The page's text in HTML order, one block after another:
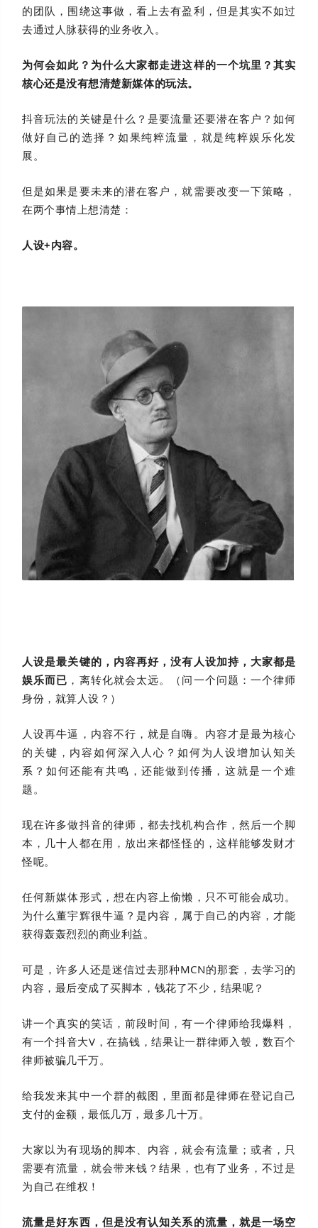
的团队，围绕这事做，看上去有盈利，但是其实不如过
去通过人脉获得的业务收入。
为何会如此？为什么大家都走进这样的一个坑里？其实
核心还是没有想清楚新媒体的玩法。
抖音玩法的关键是什么？是要流量还要潜在客户？如何
做好自己的选择？如果纯粹流量，就是纯粹娱乐化发
展。
但是如果是要未来的潜在客户，就需要改变一下策略，
在两个事情上想清楚：
人设+内容。
人设是最关键的，内容再好，没有人设加持，大家都是
娱乐而已 ，离转化就会太远。（问一个问题：一个律师
身份，就算人设？）
人设再牛逼，内容不行，就是自嗨。内容才是最为核心
的关键，内容如何深入人心？如何为人设增加认知关
系？如何还能有共鸣，还能做到传播，这就是一个难
题。
现在许多做抖音的律师，都去找机构合作，然后一个脚
本，几十人都在用，放出来都怪怪的，这样能够发财才
怪呢。
任何新媒体形式，想在内容上偷懒，只不可能会成功。
为什么董宇辉很牛逼？是内容，属于自己的内容，才能
获得轰轰烈烈的商业利益。
可是，许多人还是迷信过去那种MCN的那套，去学习的
内容，最后变成了买脚本，钱花了不少，结果呢？
讲一个真实的笑话，前段时间，有一个律师给我爆料，
有一个抖音大V，在搞钱，结果让一群律师入彀，数百个
律师被骗几千万。
给我发来其中一个群的截图，里面都是律师在登记自己
支付的金额，最低几万，最多几十万。
大家以为有现场的脚本、内容，就会有流量；或者，只
需要有流量，就会带来钱？结果，也有了业务，不过是
为自己在维权！
流量是好东西，但是没有认知关系的流量，就是一场空